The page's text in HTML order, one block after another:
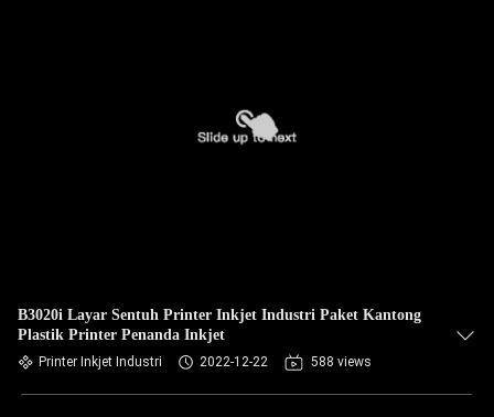
B3020i Layar Sentuh Printer Inkjet Industri Paket Kantong
Plastik Printer Penanda Inkjet
Printer Inkjet Industri 2022-12-22 588 views